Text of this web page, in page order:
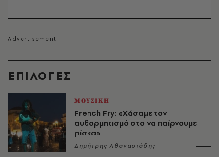
EΠΙΛΟΓΈΣ
ΜΟΥΣΙΚΗ
French Fry: «Χάσαμε τον
αυθορμητισμό στο να παίρνουμε
ρίσκα»
Δημήτρης Αθανασιάδης